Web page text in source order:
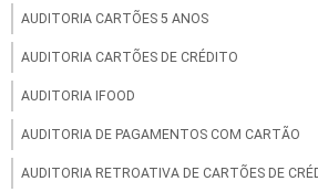
AUDITORIA CARTÕES 5 ANOS
AUDITORIA CARTÕES DE CRÉDITO
AUDITORIA IFOOD
AUDITORIA DE PAGAMENTOS COM CARTÃO
AUDITORIA RETROATIVA DE CARTÕES DE